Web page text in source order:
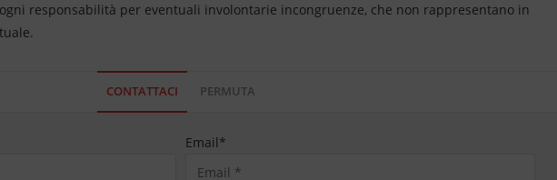
responsabilità per eventuali involontarie incongruenze, che non rappresentano in
CONTATTACI PERMUTA
Email*